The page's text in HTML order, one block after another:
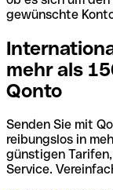
gewünschte
mehr als
Qonto
Senden Sie mit
reibungslos in
günstigen
Service.